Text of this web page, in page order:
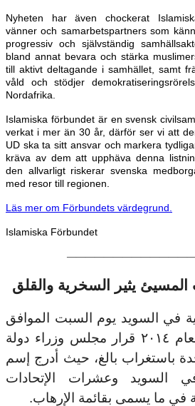
Nyheten har även chockerat
vänner och samarbetspartners som
progressiv och självständig
bland annat bevara och stärka
till aktivt deltagande i samhället, samt
våld och stödjer
Nordafrika.
Islamiska förbundet är en svensk
verkat i mer än 30 år, därför ser vi att
UD ska ta sitt ansvar och markera
kräva av dem att upphäva denna
den allvarligt riskerar svenska
med resor till regionen.
Läs mer om Förbundets värdegrund.
Islamiska Förbundet
المسيئ يثير السخرية والقلق
في السويد يوم السبت الموافق
١٥ من شهر نوفمبر لعام ٢٠١٤ قرار مجلس وزراء دولة
باستغراب بالغ، حيث أدرج إسم
في السويد وعشرات الإتحادات
ما يسمى بقائمة الإرهاب.